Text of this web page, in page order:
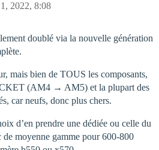
2022, 8:08
doublé via la nouvelle génération
mais bien de TOUS les composants,
(AM4 → AM5) et la plupart des
car neufs, donc plus chers.
d’en prendre une dédiée ou celle du
moyenne gamme pour 600-800